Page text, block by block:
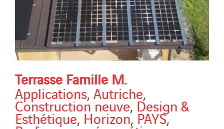
Terrasse Famille M.
Applications, Autriche,
Construction neuve,Design &
Esthétique,Horizon, PAYS,